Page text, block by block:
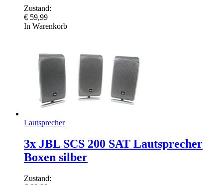
Zustand:
€ 59,99
In Warenkorb
Lautsprecher
3x JBL SCS 200 SAT Lautsprecher
Boxen silber
Zustand: